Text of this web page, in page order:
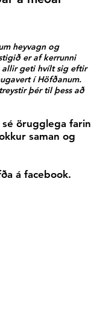
heyvagn og
er af kerrunni
allir geti hvílt sig eftir
í Höfðanum.
þér til þess að
örugglega farin
saman og
á facebook.